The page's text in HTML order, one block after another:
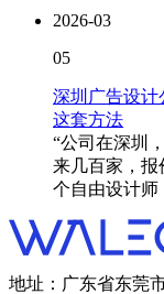
2026-03
05
深圳广告设计
这套方法
“公司在深圳
来几百家，报
个自由设计师
地址：广东省东莞